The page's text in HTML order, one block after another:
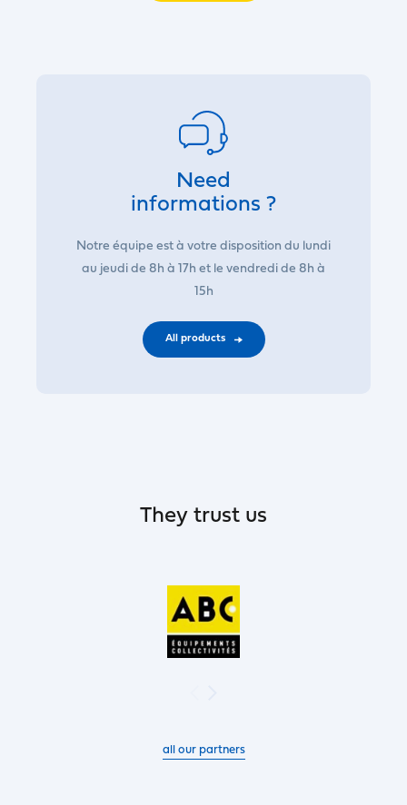
Need
informations ?
Notre équipe est à votre disposition du lundi
au jeudi de 8h à 17h et le vendredi de 8h à
15h
All products
They trust us
all our partners